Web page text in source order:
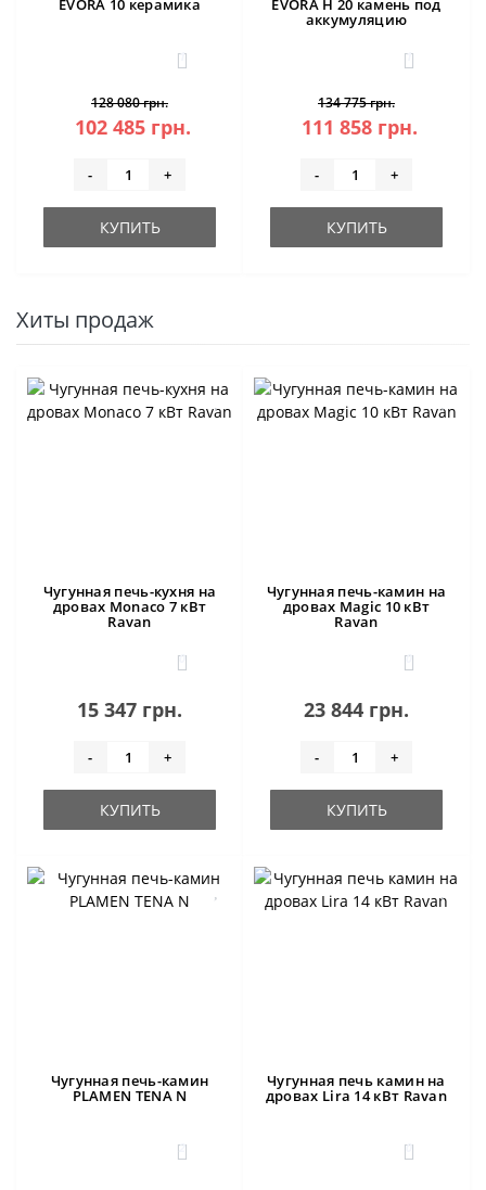
EVORA 10 керамика
1
128 080 грн.
102 485 грн.
- +
КУПИТЬ
EVORA H 20 камень под
аккумуляцию
1
134 775 грн.
111 858 грн.
- +
КУПИТЬ
Хиты продаж
Чугунная печь-кухня на
дровах Monaco 7 кВт
Ravan
0
15 347 грн.
- +
КУПИТЬ
Чугунная печь-камин на
дровах Magic 10 кВт
Ravan
0
23 844 грн.
- +
КУПИТЬ
Чугунная печь-камин
PLAMEN TENA N
2
Чугунная печь камин на
дровах Lira 14 кВт Ravan
0